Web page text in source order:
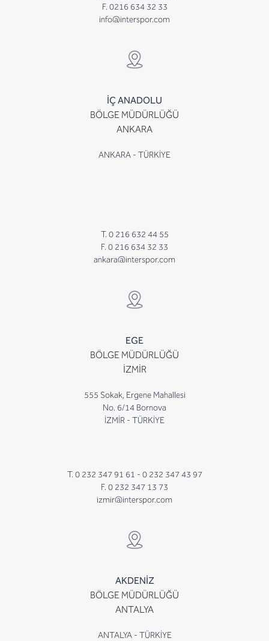
F. 0216 634 32 33
info@interspor.com
İÇ ANADOLU
BÖLGE MÜDÜRLÜĞÜ
ANKARA
ANKARA - TÜRKİYE
T. 0 216 632 44 55
F. 0 216 634 32 33
ankara@interspor.com
EGE
BÖLGE MÜDÜRLÜĞÜ
İZMİR
555 Sokak, Ergene Mahallesi
No. 6/14 Bornova
İZMİR - TÜRKİYE
T. 0 232 347 91 61 - 0 232 347 43 97
F. 0 232 347 13 73
izmir@interspor.com
AKDENİZ
BÖLGE MÜDÜRLÜĞÜ
ANTALYA
ANTALYA - TÜRKİYE